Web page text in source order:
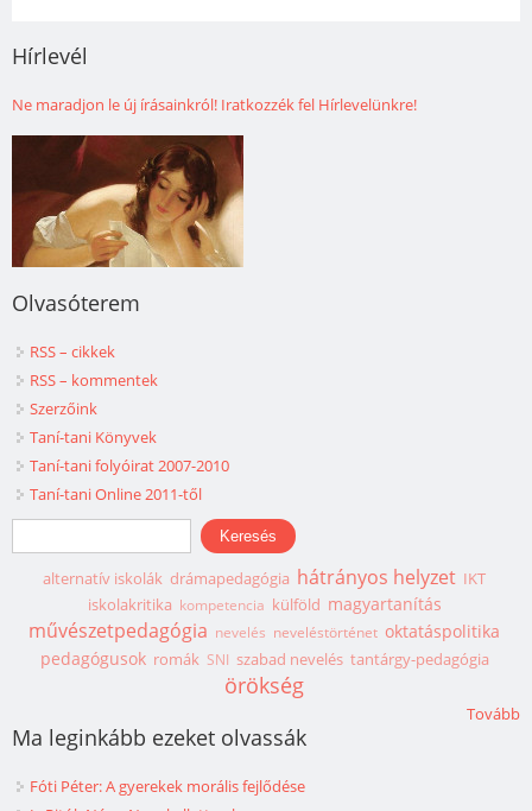
Hírlevél
Ne maradjon le új írásainkról! Iratkozzék fel Hírlevelünkre!
Olvasóterem
RSS – cikkek
RSS – kommentek
Szerzőink
Taní-tani Könyvek
Taní-tani folyóirat 2007-2010
Taní-tani Online 2011-től
Keresés űrlap
Keresés
alternatív iskolák drámapedagógia hátrányos helyzet IKT
iskolakritika kompetencia külföld magyartanítás
művészetpedagógia nevelés neveléstörténet oktatáspolitika
pedagógusok romák SNI szabad nevelés tantárgy-pedagógia
örökség
Tovább
Ma leginkább ezeket olvassák
Fóti Péter: A gyerekek morális fejlődése